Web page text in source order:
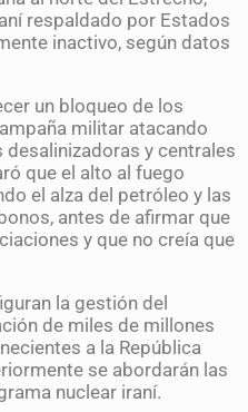
respaldado por Estados
inactivo, según datos
un bloqueo de los
militar atacando
y centrales
que el alto al fuego
el alza del petróleo y las
antes de afirmar que
y que no creía que
la gestión del
de miles de millones
a la República
se abordarán las
nuclear iraní.